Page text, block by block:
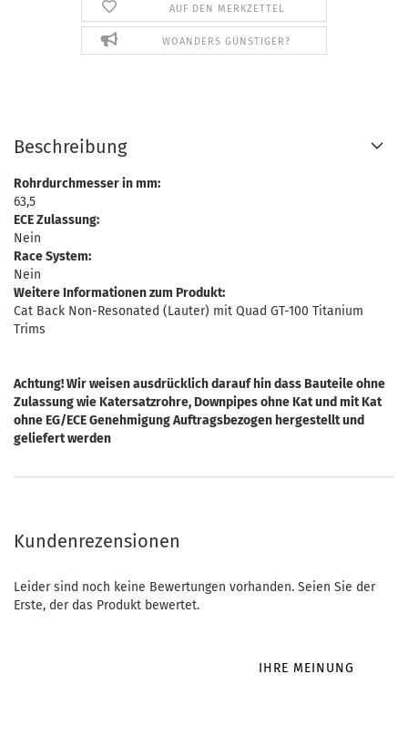
AUF DEN MERKZETTEL
WOANDERS GÜNSTIGER?
Beschreibung
Rohrdurchmesser in mm:
63,5
ECE Zulassung:
Nein
Race System:
Nein
Weitere Informationen zum Produkt:
Cat Back Non-Resonated (Lauter) mit Quad GT-100 Titanium
Trims
Achtung! Wir weisen ausdrücklich darauf hin dass Bauteile ohne
Zulassung wie Katersatzrohre, Downpipes ohne Kat und mit Kat
ohne EG/ECE Genehmigung Auftragsbezogen hergestellt und
geliefert werden
Kundenrezensionen
Leider sind noch keine Bewertungen vorhanden. Seien Sie der
Erste, der das Produkt bewertet.
IHRE MEINUNG